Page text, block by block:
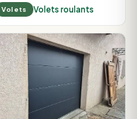
Volets Volets roulants